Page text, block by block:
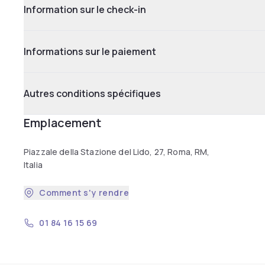
Information sur le check-in
Informations sur le paiement
Autres conditions spécifiques
Emplacement
Piazzale della Stazione del Lido, 27, Roma, RM,
Italia
Comment s'y rendre
01 84 16 15 69